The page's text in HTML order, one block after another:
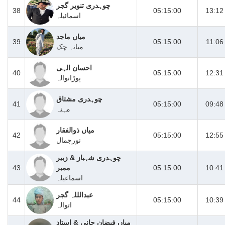
38
چوہدری تنویر گجر
اسمائیلہ
05:15:00 13:12
39
میاں ماجد
میانہ چک
05:15:00 11:06
40
احسان الہی
پوڑانوالہ
05:15:00 12:31
41
چوہدری مشتاق
مہنہ
05:15:00 09:48
42
میاں ذوالفقار
نورجمال
05:15:00 12:55
43
چوہدری شہباز & زبیر
ممبر
اسماعیلہ
05:15:00 10:41
44
عبدالللہ گجر
اتوالہ
05:15:00 10:39
میاں فیضان جانی & استاد